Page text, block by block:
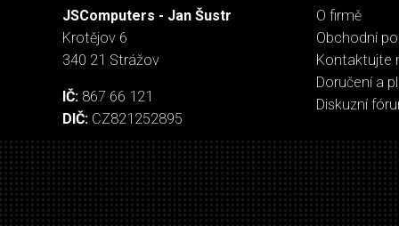
JSComputers - Jan Šustr
Krotějov 6
340 21 Strážov
IČ: 867 66 121
DIČ: CZ821252895
O firmě
Obchodní
Kontaktujte
Doručení a
Diskuzní